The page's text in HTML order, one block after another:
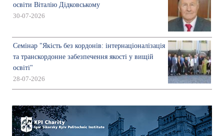
освіти Віталію Дідковському
30-07-2026
Семінар "Якість без кордонів: інтернаціоналізація
та транскордонне забезпечення якості у вищій
освіті"
28-07-2026